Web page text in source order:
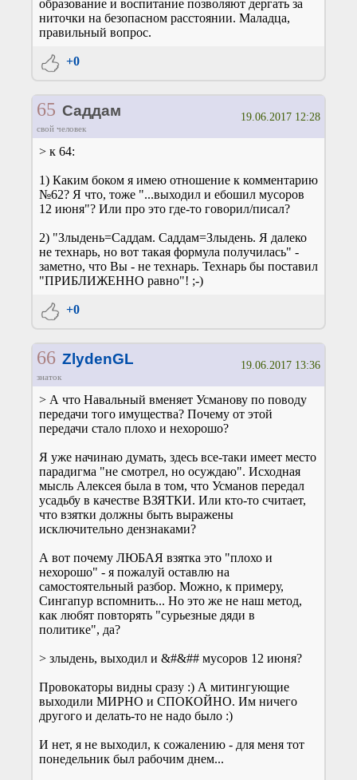
образование и воспитание позволяют дергать за
ниточки на безопасном расстоянии. Маладца,
правильный вопрос.
+0
65 Саддам
свой человек
19.06.2017 12:28
> к 64:
1) Каким боком я имею отношение к комментарию
№62? Я что, тоже "...выходил и ебошил мусоров
12 июня"? Или про это где-то говорил/писал?
2) "Злыдень=Саддам. Саддам=Злыдень. Я далеко
не технарь, но вот такая формула получилась" -
заметно, что Вы - не технарь. Технарь бы поставил
"ПРИБЛИЖЕННО равно"! ;-)
+0
66 ZlydenGL
знаток
19.06.2017 13:36
> А что Навальный вменяет Усманову по поводу
передачи того имущества? Почему от этой
передачи стало плохо и нехорошо?
Я уже начинаю думать, здесь все-таки имеет место
парадигма "не смотрел, но осуждаю". Исходная
мысль Алексея была в том, что Усманов передал
усадьбу в качестве ВЗЯТКИ. Или кто-то считает,
что взятки должны быть выражены
исключительно дензнаками?
А вот почему ЛЮБАЯ взятка это "плохо и
нехорошо" - я пожалуй оставлю на
самостоятельный разбор. Можно, к примеру,
Сингапур вспомнить... Но это же не наш метод,
как любят повторять "сурьезные дяди в
политике", да?
> злыдень, выходил и &#&## мусоров 12 июня?
Провокаторы видны сразу :) А митингующие
выходили МИРНО и СПОКОЙНО. Им ничего
другого и делать-то не надо было :)
И нет, я не выходил, к сожалению - для меня тот
понедельник был рабочим днем...